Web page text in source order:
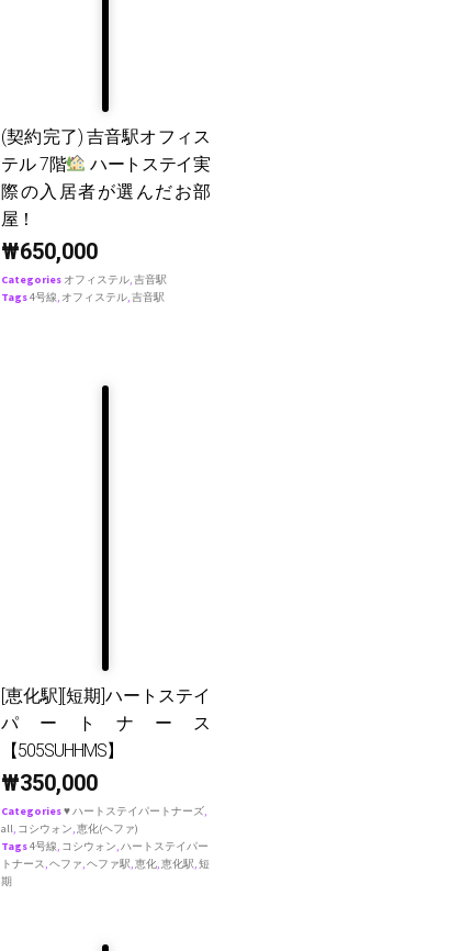
(契約完了) 吉音駅オフィス
テル 7階
ハートステイ実
際の入居者が選んだお部
屋！
₩650,000
Categories オフィステル,吉音駅
Tags4号線, オフィステル,吉音駅
[恵化駅][短期]ハートステイ
パートナース
【505SUHHMS】
₩350,000
Categories♥ ハートステイパートナーズ,
all, コシウォン,恵化(ヘファ)
Tags4号線, コシウォン,ハートステイパー
トナース,ヘファ,ヘファ駅,恵化,恵化駅,短
期